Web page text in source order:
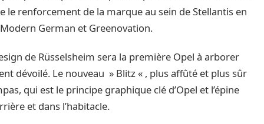
le renforcement de la marque au sein de Stellantis en
German et Greenovation.
de Rüsselsheim sera la première Opel à arborer
dévoilé. Le nouveau » Blitz « , plus affûté et plus sûr
qui est le principe graphique clé d’Opel et l’épine
et dans l’habitacle.